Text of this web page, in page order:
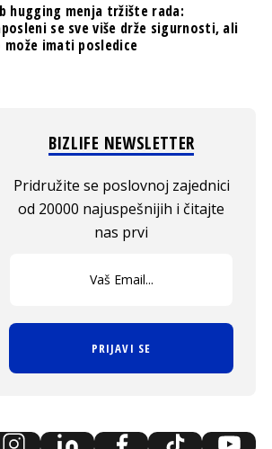
hugging menja tržište rada:
se sve više drže sigurnosti, ali
imati posledice
BIZLIFE NEWSLETTER
Pridružite se poslovnoj zajednici
od 20000 najuspešnijih i čitajte
nas prvi
PRIJAVI SE